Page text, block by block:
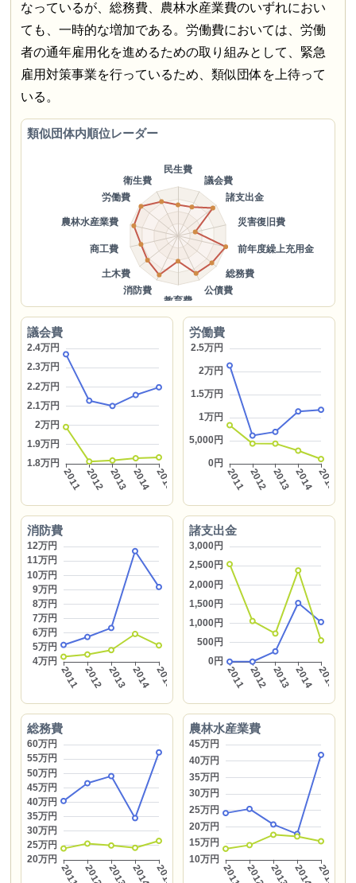
なっているが、総務費、農林水産業費のいずれにおい
ても、一時的な増加である。労働費においては、労働
者の通年雇用化を進めるための取り組みとして、緊急
雇用対策事業を行っているため、類似団体を上待って
いる。
類似団体内順位レーダー
議会費 労働費
消防費 諸支出金
総務費 農林水産業費